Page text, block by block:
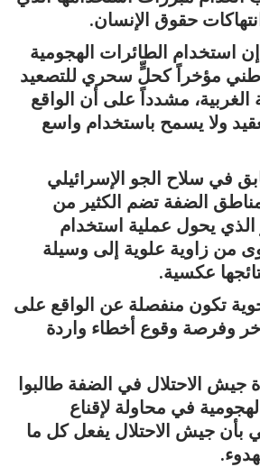
حقوق الإنسان.
استخدام الطائرات الهجومية
مؤخراً كحلٍّ سحري للتصعيد
الغربية، مشدداً على أن الواقع
ولا يسمح باستخدام واسع
في سلاح الجو الإسرائيلي
الضفة تضم الكثير من
الذي يحول عملية استخدام
من زاوية علوية إلى وسيلة
عكسية.
تكون منفصلة عن الواقع على
وفرصة وقوع أخطاء واردة
جيش الاحتلال في الضفة طالبوا
في محاولة لإقناع
بأن جيش الاحتلال يفعل كل ما